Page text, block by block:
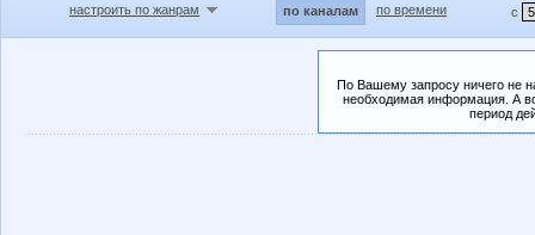
настроить по жанрам
по каналам по времени с
По Вашему запросу ничего не
необходимая информация. А
период